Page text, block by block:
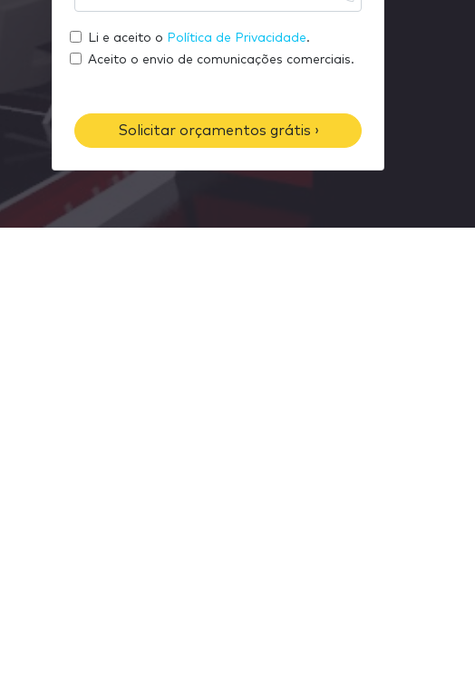
e
m
a
s
e
u
e
n
e
Li e aceito o Política de Privacidade.
Aceito o envio de comunicações comerciais.
Solicitar orçamentos grátis ›